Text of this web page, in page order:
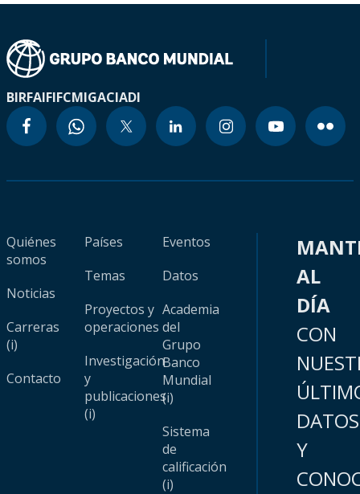
BIRFAIFIFCMIGACIADI
Quiénes
somos
Noticias
Carreras
(i)
Contacto
Países
Temas
Proyectos y
operaciones
Investigación
y
publicaciones
(i)
Eventos
Datos
Academia
del
Grupo
Banco
Mundial
(i)
Sistema
de
calificación
(i)
AL
DÍA
CON
DATOS
Y